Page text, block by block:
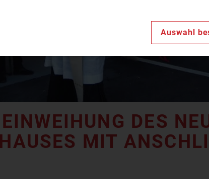
DES
MIT
Auswahl